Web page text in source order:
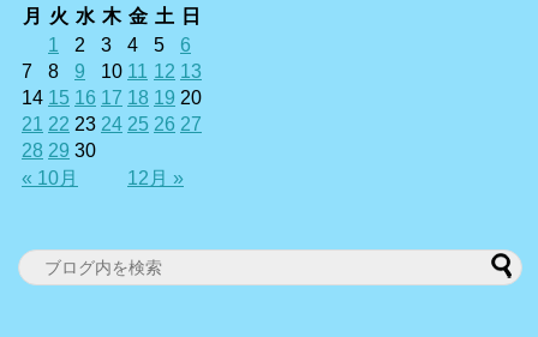
月
火 水 木 金 土 日
« 10月 12月 »
1 2 3 4 5
6
7
8 9 10 11 12 13
14 15 16 17 18 19 20
21 22 23 24 25 26 27
28 29 30